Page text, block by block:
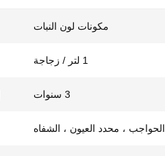
مكونات لون النبات
1 لتر / زجاجة
3 سنوات
الحواجب ، محدد العيون ، الشفاه